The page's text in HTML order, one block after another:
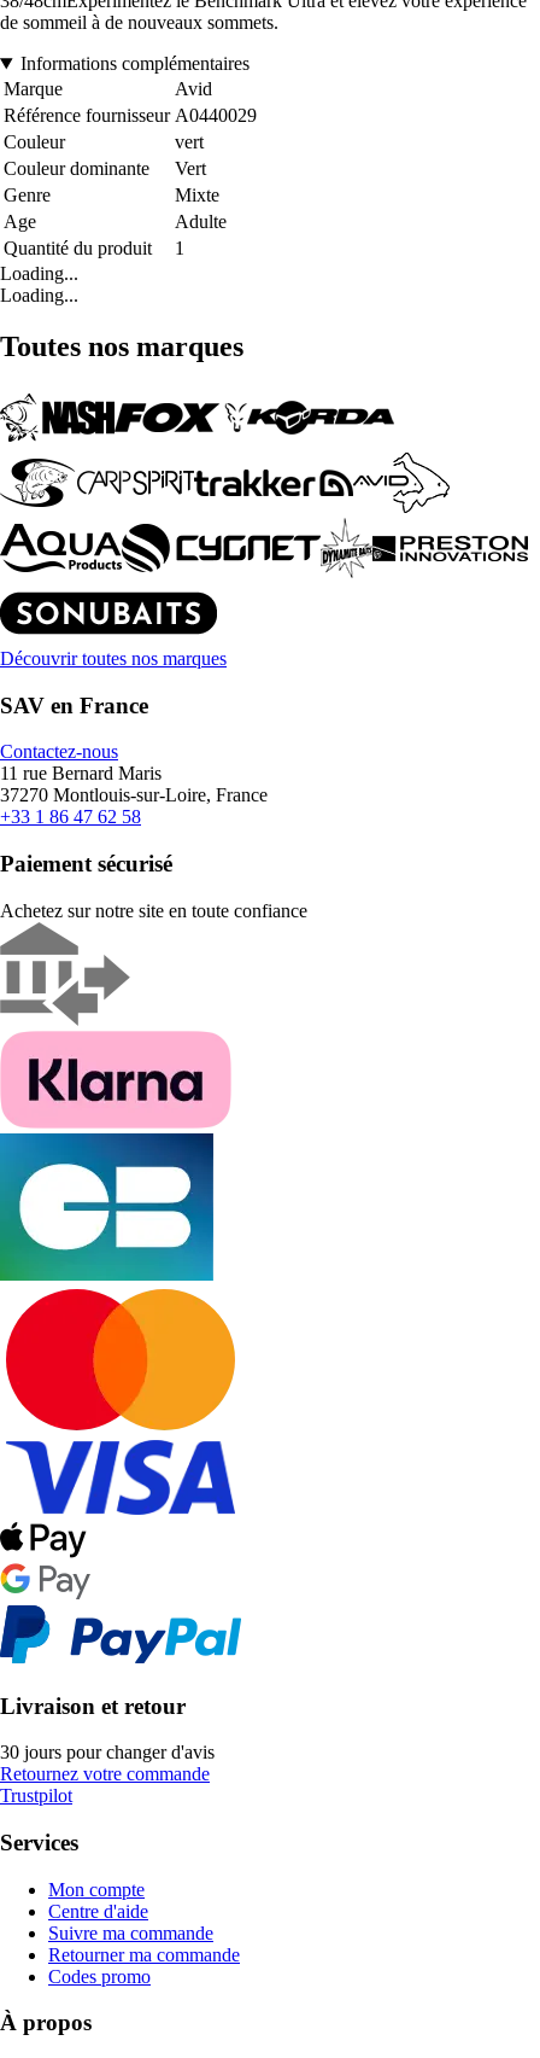
de sommeil à de nouveaux sommets.
Informations complémentaires
Marque
Avid
Référence fournisseur A0440029
Couleur
vert
Couleur dominante
Vert
Genre
Mixte
Age
Adulte
Quantité du produit
1
Loading...
Loading...
Toutes nos marques
Découvrir toutes nos marques
SAV en France
Contactez-nous
11 rue Bernard Maris
37270 Montlouis-sur-Loire, France
+33 1 86 47 62 58
Paiement sécurisé
Achetez sur notre site en toute confiance
Livraison et retour
30 jours pour changer d'avis
Retournez votre commande
Trustpilot
Services
Mon compte
Centre d'aide
Suivre ma commande
Retourner ma commande
Codes promo
À propos